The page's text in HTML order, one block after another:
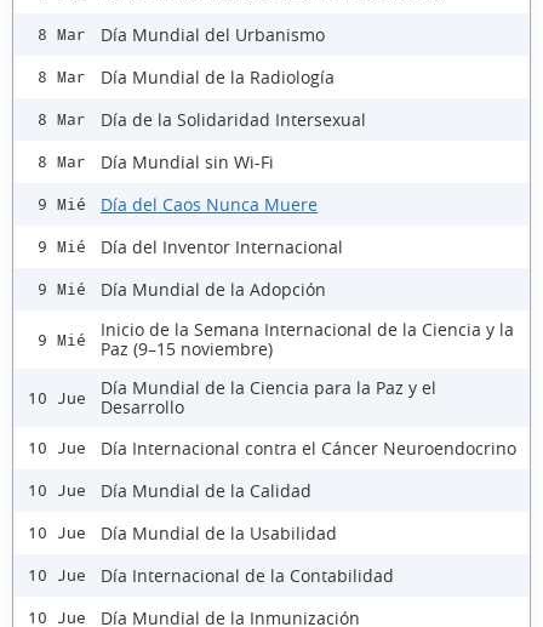
8 Mar Día Mundial del Urbanismo
8 Mar Día Mundial de la Radiología
8 Mar Día de la Solidaridad Intersexual
8 Mar Día Mundial sin Wi-Fi
9 Mié Día del Caos Nunca Muere
9 Mié Día del Inventor Internacional
9 Mié Día Mundial de la Adopción
9 Mié
Inicio de la Semana Internacional de la Ciencia y la
Paz (9–15 noviembre)
10 Jue
Día Mundial de la Ciencia para la Paz y el
Desarrollo
10 Jue Día Internacional contra el Cáncer Neuroendocrino
10 Jue Día Mundial de la Calidad
10 Jue Día Mundial de la Usabilidad
10 Jue Día Internacional de la Contabilidad
10 Jue Día Mundial de la Inmunización